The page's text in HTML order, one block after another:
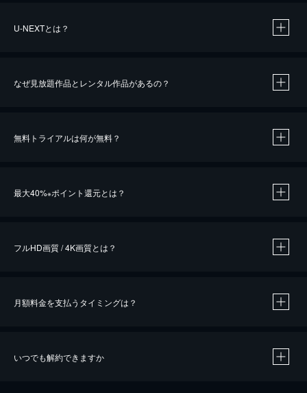
U-NEXTとは？
なぜ見放題作品とレンタル作品があるの？
無料トライアルは何が無料？
最大40%※ポイント還元とは？
※40％ポイント還元の対象は、クレジットカード決済による作品の購入 / レンタルです。
フルHD画質 / 4K画質とは？
月額料金を支払うタイミングは？
いつでも解約できますか